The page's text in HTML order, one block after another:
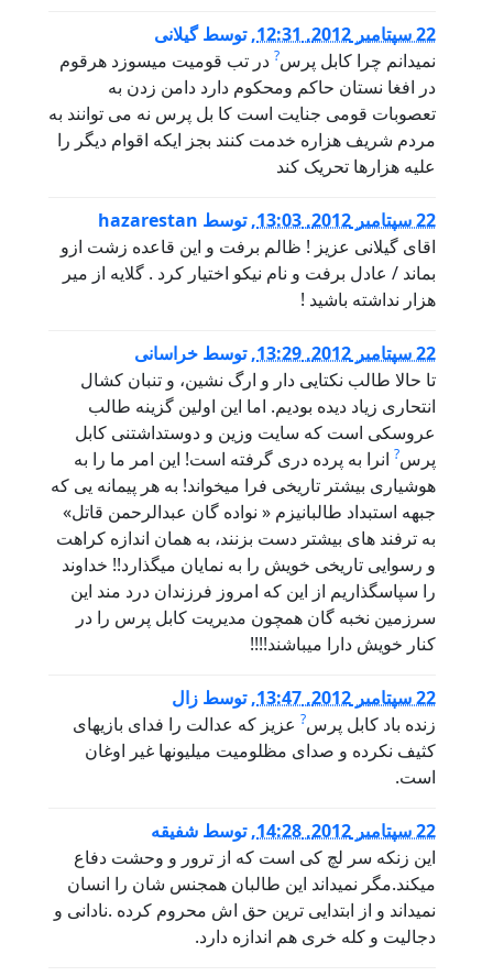
22 سپتامبر 2012, 12:31 ,توسطگیلانی
نمیدانم چرا کابل پرس? در تب قومیت میسوزد هرقوم
در افغا نستان حاکم ومحکوم دارد دامن زدن به
تعصوبات قومی جنایت است کا بل پرس نه می توانند به
مردم شریف هزاره خدمت کنند بجز ایکه اقوام دیگر را
علیه هزارها تحریک کند
22 سپتامبر 2012, 13:03 ,توسط hazarestan
اقای گیلانی عزیز ! ظالم برفت و این قاعده زشت ازو
بماند / عادل برفت و نام نیکو اختیار کرد . گلایه از میر
هزار نداشته باشید !
22 سپتامبر 2012, 13:29 ,توسط خراسانی
تا حالا طالب نکتایی دار و ارگ نشین، و تنبان کشال
انتحاری زیاد دیده بودیم. اما این اولین گزینه طالب
عروسکی است که سایت وزین و دوستداشتنی کابل
پرس? انرا به پرده دری گرفته است! این امر ما را به
هوشیاری بیشتر تاریخی فرا میخواند! به هر پیمانه یی که
جبهه استبداد طالبانیزم « نواده گان عبدالرحمن قاتل»
به ترفند های بیشتر دست بزنند، به همان اندازه کراهت
و رسوایی تاریخی خویش را به نمایان میگذارد!! خداوند
را سپاسگذاریم از این که امروز فرزندان درد مند این
سرزمین نخبه گان همچون مدیریت کابل پرس را در
کنار خویش دارا میباشند!!!!
22 سپتامبر 2012, 13:47 ,توسط زال
زنده باد کابل پرس? عزیز که عدالت را فدای بازیهای
کثیف نکرده و صدای مظلومیت میلیونها غیر اوغان
است.
22 سپتامبر 2012, 14:28 ,توسط شفیقه
این زنکه سر لچ کی است که از ترور و وحشت دفاع
میکند.مگر نمیداند این طالبان همجنس شان را انسان
نمیداند و از ابتدایی ترین حق اش محروم کرده .نادانی و
دجالیت و کله خری هم اندازه دارد.